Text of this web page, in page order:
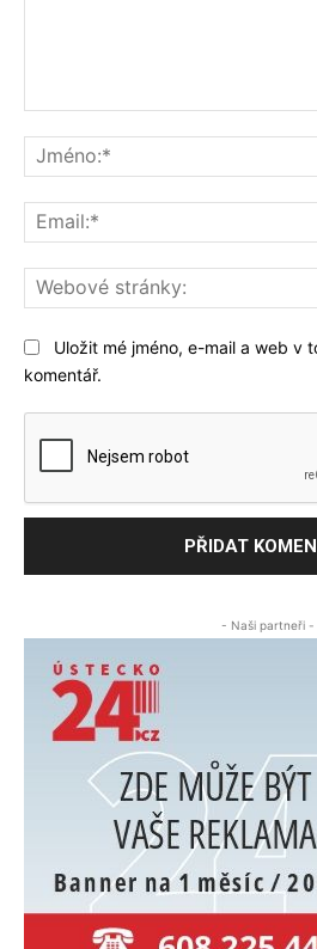
Uložit mé jméno, e-mail a web v
komentář.
- Naši partneři -